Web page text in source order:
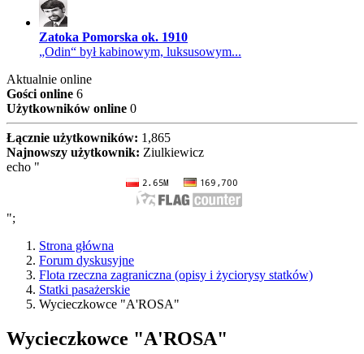
Zatoka Pomorska ok. 1910
„Odin“ był kabinowym, luksusowym...
Aktualnie online
Gości online 6
Użytkowników online 0
Łącznie użytkowników: 1,865
Najnowszy użytkownik: Ziulkiewicz
echo "
";
Strona główna
Forum dyskusyjne
Flota rzeczna zagraniczna (opisy i życiorysy statków)
Statki pasażerskie
Wycieczkowce "A'ROSA"
Wycieczkowce "A'ROSA"